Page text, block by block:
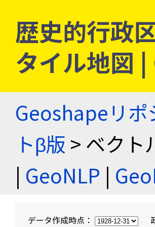
歴史的行政
タイル地図
Geoshapeリポ
トβ版 > ベクト
| GeoNLP |
データ作成時点：